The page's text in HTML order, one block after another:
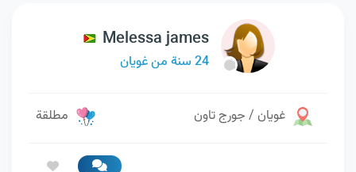
Melessa james
24 سنة من غويان
غويان / جورج تاون مطلقة